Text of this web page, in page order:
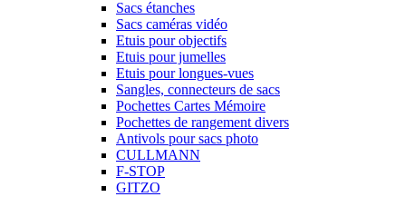
Sacs étanches
Sacs caméras vidéo
Etuis pour objectifs
Etuis pour jumelles
Etuis pour longues-vues
Sangles, connecteurs de sacs
Pochettes Cartes Mémoire
Pochettes de rangement divers
Antivols pour sacs photo
CULLMANN
F-STOP
GITZO